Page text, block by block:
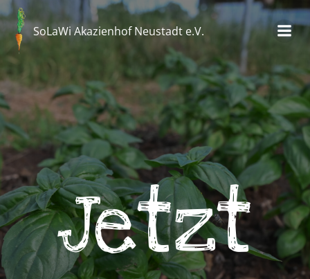
Zum
Inhalt
SoLaWi Akazienhof Neustadt e.V.
Jetzt